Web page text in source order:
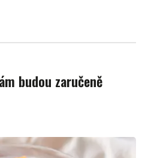
budou zaručeně